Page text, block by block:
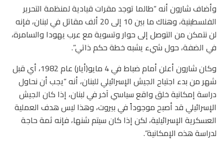
وأضاف شارون أنه “طالما توجد مقرات قيادية لمنظمة التحرير
الفلسطينية، وهناك ما بين 10 إلى 20 ألف مقاتل في لبنان، فإنه
لن نتمكن من التوصل إلى حوار وتسوية مع عرب يهودا والسامرة،
في الضفة، حول شيء يشبه خطة حكم ذاتي”.
وكان شارون أعلن أمام ضباط في 4 مايو(أيار) عام 1982، أي قبل
شهر من بدء اجتياح الجيش الإسرائيلي للبنان، أنه “يجب أن نحاول
دراسة إمكانية خلق واقع سياسي آخر في لبنان، إذا كان الجيش
الإسرائيلي قد أصبح موجوداً في بيروت، وهذا ليس هدف العملية
العسكرية الإسرائيلية، لكن إذا كان سيتم شنها، فإنه ثمة حاجة
لدراسة هذه الإمكانية”.